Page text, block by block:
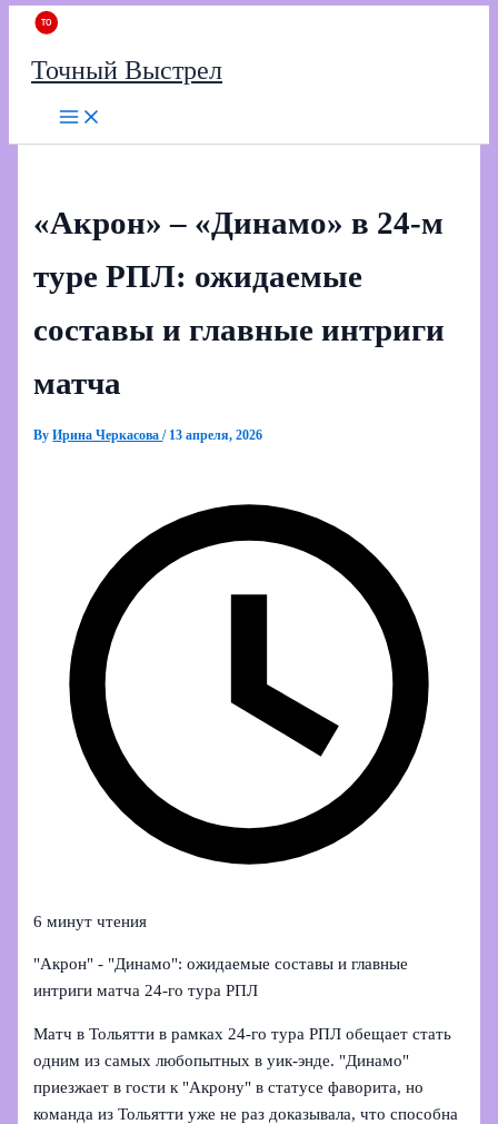
Точный Выстрел
«Акрон» – «Динамо» в 24-м
туре РПЛ: ожидаемые
составы и главные интриги
матча
ByИрина Черкасова/ 13 апреля, 2026
6 минут чтения
"Акрон" - "Динамо": ожидаемые составы и главные
интриги матча 24-го тура РПЛ
Матч в Тольятти в рамках 24-го тура РПЛ обещает стать
одним из самых любопытных в уик-энде. "Динамо"
приезжает в гости к "Акрону" в статусе фаворита, но
команда из Тольятти уже не раз доказывала, что способна